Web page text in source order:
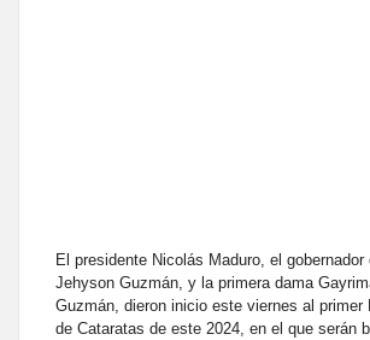
El presidente Nicolás Maduro, el gobernador
Jehyson Guzmán, y la primera dama
Guzmán, dieron inicio este viernes al primer
de Cataratas de este 2024, en el que serán